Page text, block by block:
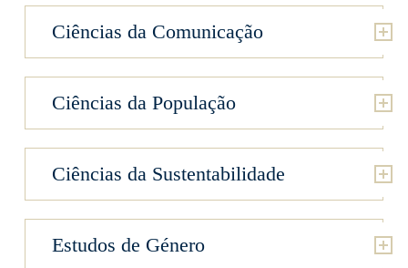
Ciências da Comunicação
Ciências da População
Ciências da Sustentabilidade
Estudos de Género